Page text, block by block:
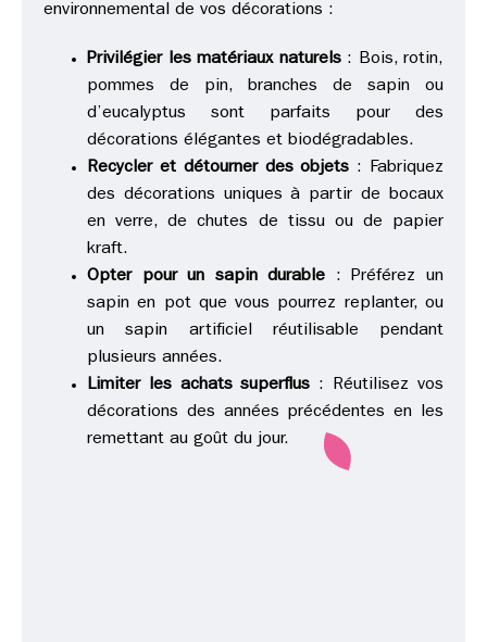
environnemental de vos décorations :
Privilégier les matériaux naturels: Bois, rotin,
pommes de pin, branches de sapin ou
d’eucalyptus sont parfaits pour des
décorations élégantes et biodégradables.
Recycler et détourner des objets : Fabriquez
des décorations uniques à partir de bocaux
en verre, de chutes de tissu ou de papier
kraft.
Opter pour un sapin durable : Préférez un
sapin en pot que vous pourrez replanter, ou
un sapin artificiel réutilisable pendant
plusieurs années.
Limiter les achats superflus : Réutilisez vos
décorations des années précédentes en les
remettant au goût du jour.